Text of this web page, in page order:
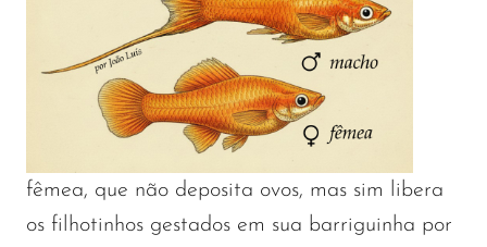
fêmea, que não deposita ovos, mas sim libera
os filhotinhos gestados em sua barriguinha por